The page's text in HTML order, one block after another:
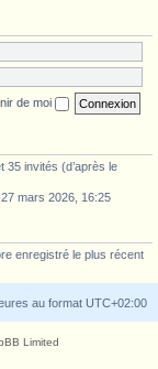
de moi
35 invités (d’après le
27 mars 2026, 16:25
enregistré le plus récent
au format UTC+02:00
Limited